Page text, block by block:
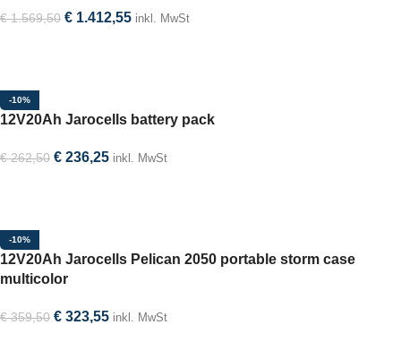
€1.569,50 € 1.412,55 inkl. MwSt
-10%
12V20Ah Jarocells battery pack
€262,50 € 236,25 inkl. MwSt
-10%
12V20Ah Jarocells Pelican 2050 portable storm case
multicolor
€359,50 € 323,55 inkl. MwSt